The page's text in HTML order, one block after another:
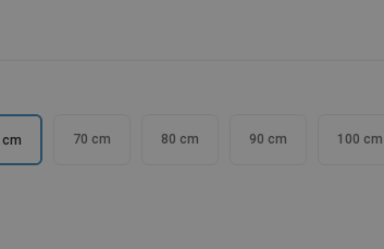
cm 70 cm 80 cm 90 cm 100 cm